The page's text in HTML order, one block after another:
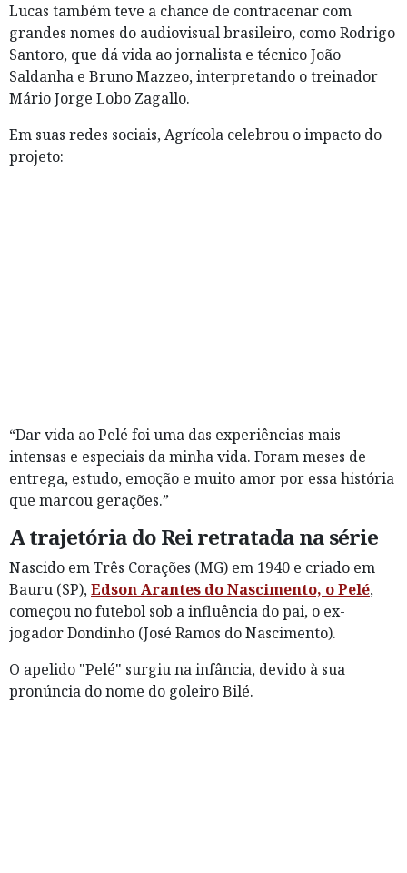
Lucas também teve a chance de contracenar com
grandes nomes do audiovisual brasileiro, como Rodrigo
Santoro, que dá vida ao jornalista e técnico João
Saldanha e Bruno Mazzeo, interpretando o treinador
Mário Jorge Lobo Zagallo.
Em suas redes sociais, Agrícola celebrou o impacto do
projeto:
“Dar vida ao Pelé foi uma das experiências mais
intensas e especiais da minha vida. Foram meses de
entrega, estudo, emoção e muito amor por essa história
que marcou gerações.”
A trajetória do Rei retratada na série
Nascido em Três Corações (MG) em 1940 e criado em
Bauru (SP),Edson Arantes do Nascimento, o Pelé,
começou no futebol sob a influência do pai, o ex-
jogador Dondinho (José Ramos do Nascimento).
O apelido "Pelé" surgiu na infância, devido à sua
pronúncia do nome do goleiro Bilé.